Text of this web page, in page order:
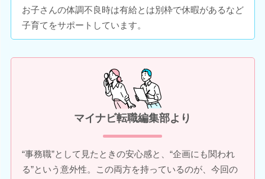
お子さんの体調不良時は有給とは別枠で休暇があるなど
子育てをサポートしています。
マイナビ転職編集部より
“事務職”として見たときの安心感と、“企画にも関われ
る”という意外性。この両方を持っているのが、今回の